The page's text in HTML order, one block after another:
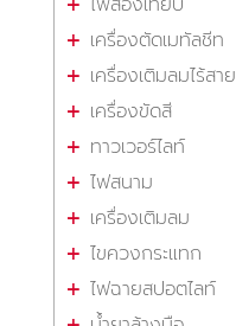
เครื่องตัดเมทัลชีท
เครื่องเติมลมไร้สาย
เครื่องขัดสี
ทาวเวอร์ไลท์
ไฟสนาม
เครื่องเติมลม
ไขควงกระแทก
ไฟฉายสปอตไลท์